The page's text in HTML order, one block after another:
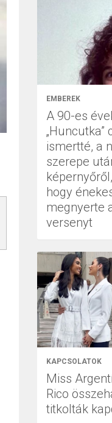
EMBEREK
A 90-es
ismertté, a
szerepe
hogy
megnyerte
versenyt
KAPCSOLATOK
Miss
Rico
titkolták